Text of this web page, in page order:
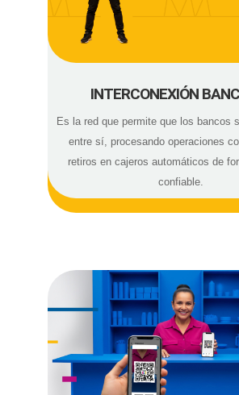
INTERCONEXIÓN
Es la red que permite que los bancos
entre sí, procesando operaciones
retiros en cajeros automáticos de
confiable.